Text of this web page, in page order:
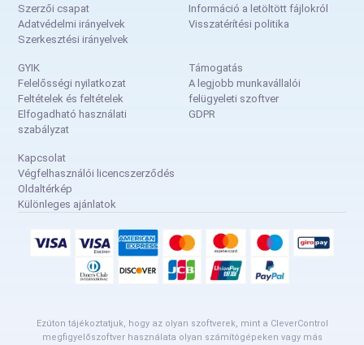
Szerzői csapat
Adatvédelmi irányelvek
Szerkesztési irányelvek
Információ a letöltött fájlokról
Visszatérítési politika
GYIK
Felelősségi nyilatkozat
Feltételek és feltételek
Elfogadható használati
szabályzat
Támogatás
A legjobb munkavállalói
felügyeleti szoftver
GDPR
Kapcsolat
Végfelhasználói licencszerződés
Oldaltérkép
Különleges ajánlatok
Ezúton tájékoztatjuk, hogy az olyan szoftverek, mint a CleverControl
megfigyelőszoftver használata olyan számítógépeken vagy más